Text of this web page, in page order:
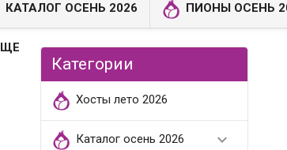
КАТАЛОГ ОСЕНЬ 2026 ПИОНЫ ОСЕНЬ
Категории
Хосты лето 2026
Каталог осень 2026 